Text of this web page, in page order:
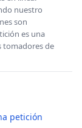
nuestro
son
es una
tomadores de
petición